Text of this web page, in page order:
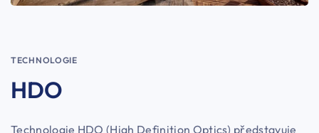
TECHNOLOGIE
HDO
Technologie HDO (High Definition Optics) představuje